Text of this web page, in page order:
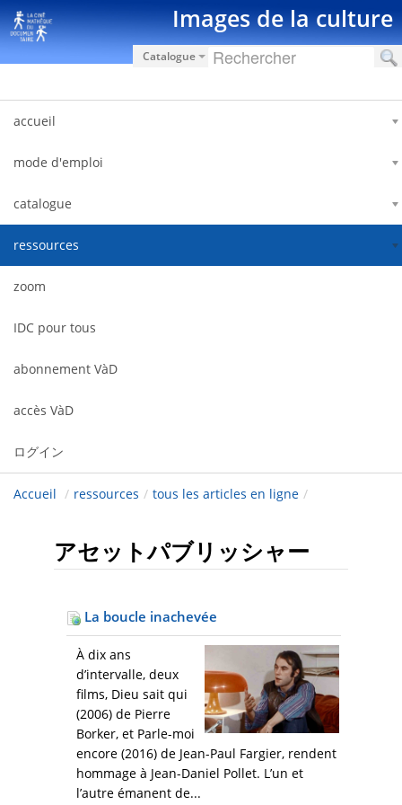
内容へスキップ Images de la culture
Catalogue
accueil
mode d'emploi
catalogue
ressources
zoom
IDC pour tous
abonnement VàD
accès VàD
ログイン
Accueil / ressources / tous les articles en ligne /
アセットパブリッシャー
La boucle inachevée
À dix ans
d’intervalle, deux
films, Dieu sait qui
(2006) de Pierre
Borker, et Parle-moi
encore (2016) de Jean-Paul Fargier, rendent
hommage à Jean-Daniel Pollet. L’un et
l’autre émanent de...